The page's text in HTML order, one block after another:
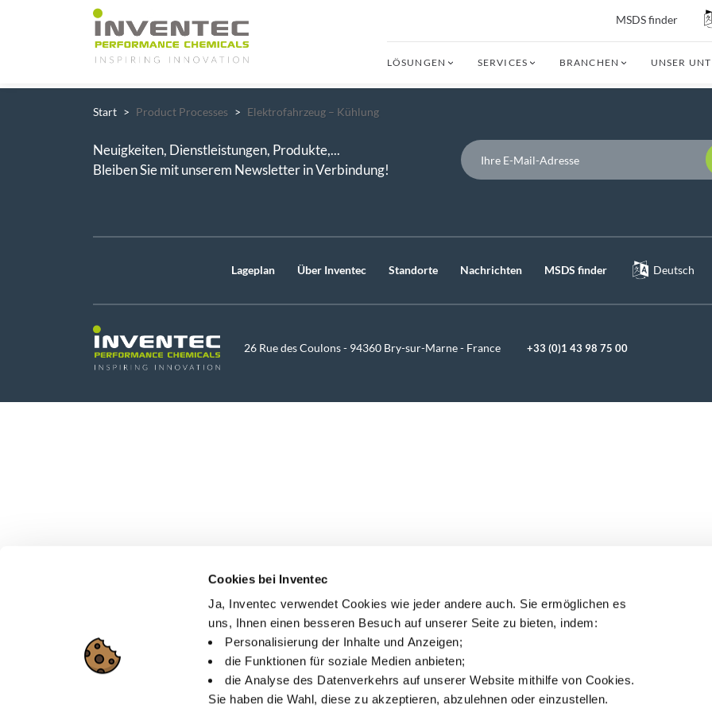
Cookies bei Inventec
Ja, Inventec verwendet Cookies wie jeder andere auch. Sie ermöglichen es
uns, Ihnen einen besseren Besuch auf unserer Seite zu bieten, indem:
Personalisierung der Inhalte und Anzeigen;
die Funktionen für soziale Medien anbieten;
die Analyse des Datenverkehrs auf unserer Website mithilfe von Cookies.
Sie haben die Wahl, diese zu akzeptieren, abzulehnen oder einzustellen.
Main Navigation
MSDS finder
LÖSUNGEN SERVICES BRANCHEN UNSER
Start Product Processes Elektrofahrzeug – Kühlung
Neuigkeiten, Dienstleistungen, Produkte,...
Bleiben Sie mit unserem Newsletter in Verbindung!
Lageplan Über Inventec Standorte Nachrichten MSDS finder Deutsch
26 Rue des Coulons - 94360 Bry-sur-Marne - France +33 (0)1 43 98 75 00